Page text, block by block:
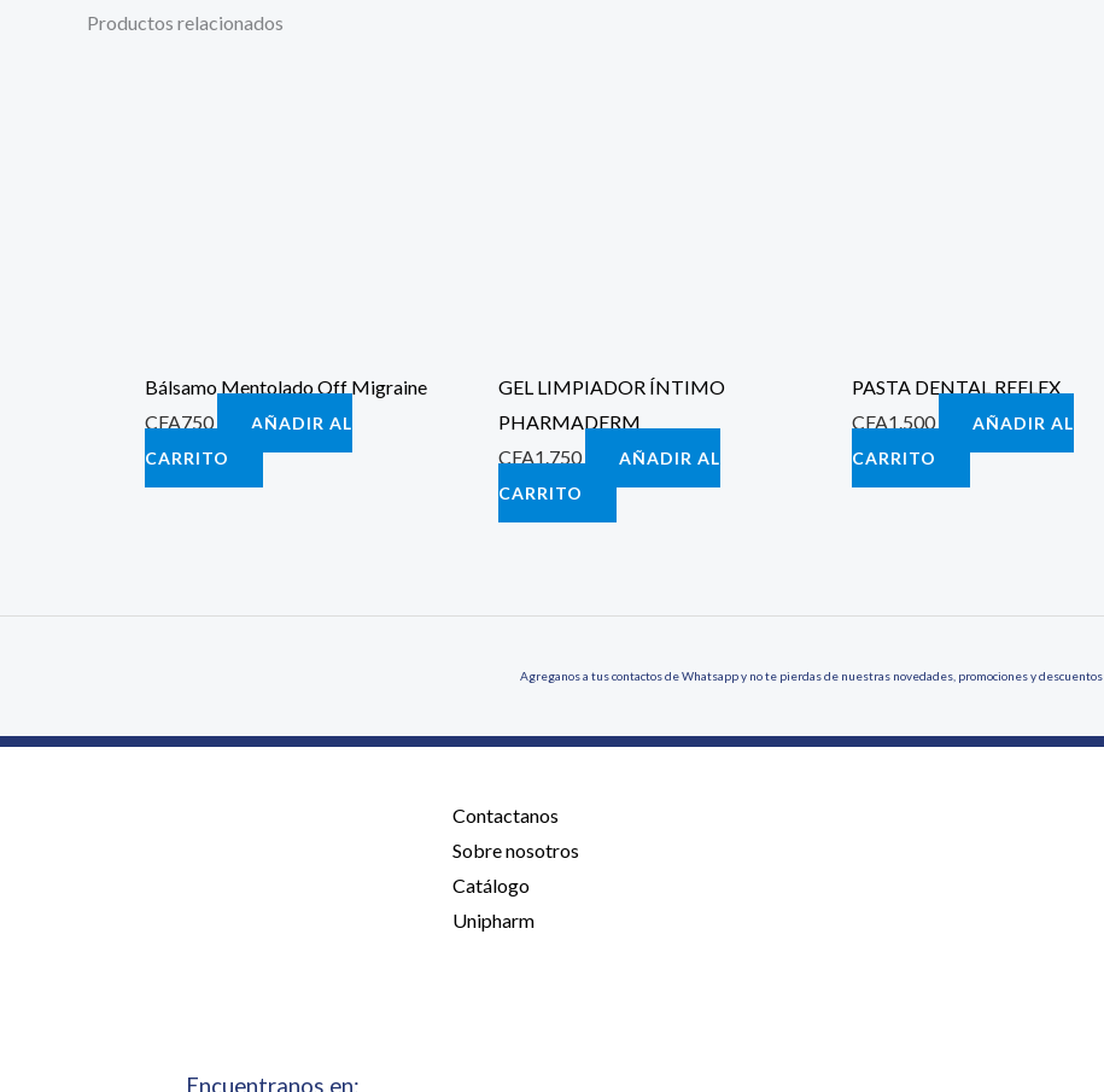
Productos relacionados
Bálsamo Mentolado Off Migraine
CFA750
AÑADIR AL
CARRITO
GEL LIMPIADOR ÍNTIMO
PHARMADERM
CFA1.750
AÑADIR AL
CARRITO
PASTA DENTAL REFLEX
CFA1.500
AÑADIR AL
CARRITO
Agreganos a tus contactos de Whatsapp y no te pierdas de nuestras novedades, promociones y descuentos
Encuentranos en:
Contactanos
Sobre nosotros
Catálogo
Unipharm